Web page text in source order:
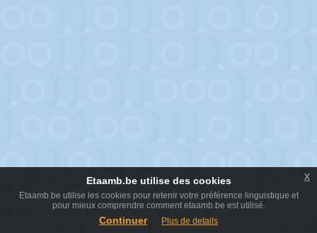
Etaamb.be utilise des cookies
Etaamb.be utilise les cookies pour retenir votre préférence linguistique et
pour mieux comprendre comment etaamb.be est utilisé.
Continuer Plus de details
x